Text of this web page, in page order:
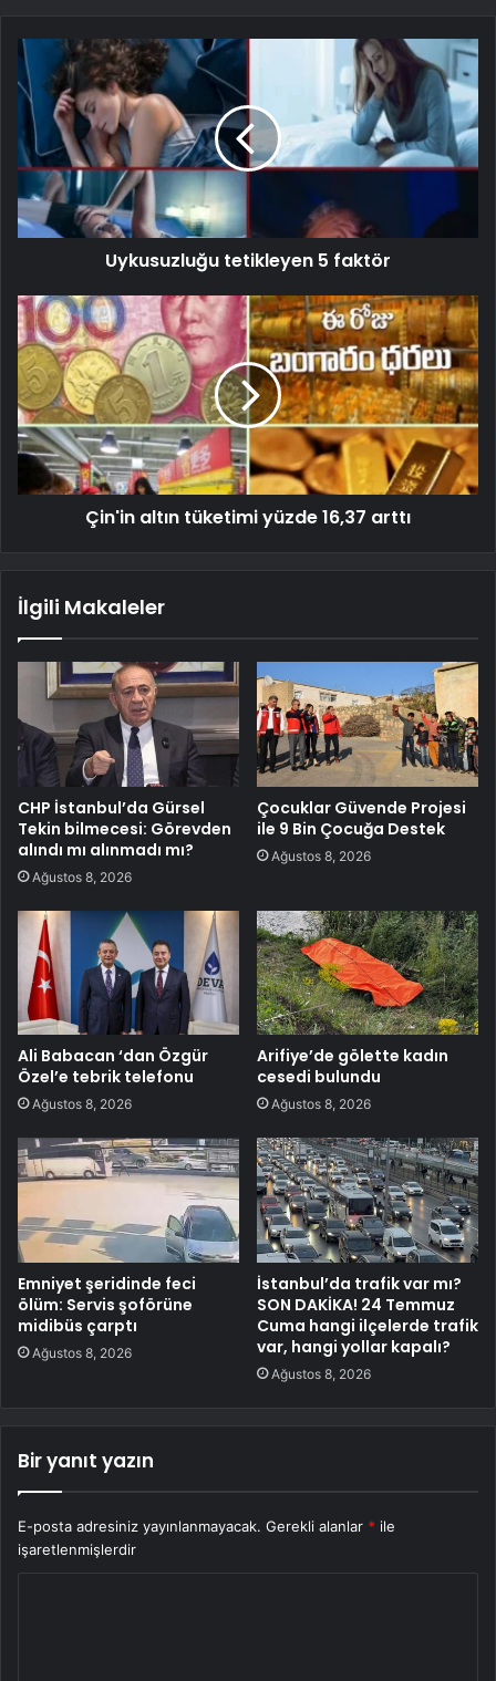
Uykusuzluğu tetikleyen 5 faktör
Çin'in altın tüketimi yüzde 16,37 arttı
İlgili Makaleler
CHP İstanbul’da Gürsel
Tekin bilmecesi: Görevden
alındı mı alınmadı mı?
Ağustos 8, 2026
Çocuklar Güvende Projesi
ile 9 Bin Çocuğa Destek
Ağustos 8, 2026
Ali Babacan ‘dan Özgür
Özel’e tebrik telefonu
Ağustos 8, 2026
Arifiye’de gölette kadın
cesedi bulundu
Ağustos 8, 2026
Emniyet şeridinde feci
ölüm: Servis şoförüne
midibüs çarptı
Ağustos 8, 2026
İstanbul’da trafik var mı?
SON DAKİKA! 24 Temmuz
Cuma hangi ilçelerde trafik
var, hangi yollar kapalı?
Ağustos 8, 2026
Bir yanıt yazın
E-posta adresiniz yayınlanmayacak. Gerekli alanlar * ile
işaretlenmişlerdir